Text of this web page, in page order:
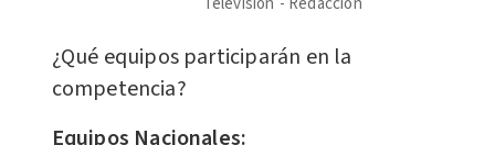
¿Qué equipos participarán en la
competencia?
Equipos Nacionales: